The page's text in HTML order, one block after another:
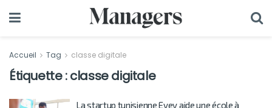
Accueil Tag classe digitale
Étiquette :classe digitale
La startup tunisienne Evey aide une école à